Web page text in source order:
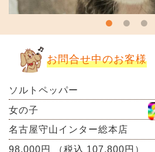
お問合せ中のお客様
ソルトペッパー
女の子
名古屋守山インター総本店
98,000円 （税込 107,800円）